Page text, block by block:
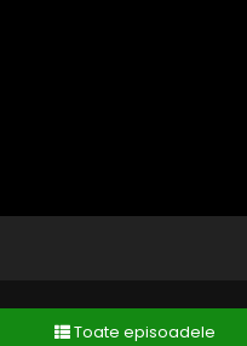
Toate episoadele